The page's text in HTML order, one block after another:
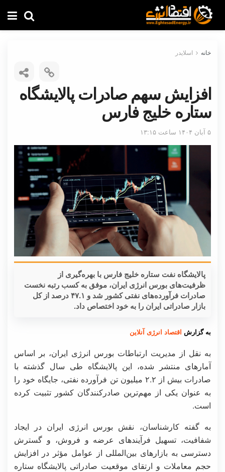
خانه اسلایدر
افزایش سهم صادرات پالایشگاه
ستاره خلیج فارس
۵ آبان ۱۴۰۴ ساعت ۱۳:۱۵
پالایشگاه نفت ستاره خلیج فارس با بهره‌گیری از
ظرفیت‌های بورس انرژی ایران، موفق به کسب رتبه نخست
صادرات فرآورده‌های نفتی کشور شد و ۴۷.۱ درصد از کل
بازار صادراتی ایران را به خود اختصاص داد.
به گزارش اقتصاد انرژی آنلاین
به نقل از مدیریت ارتباطات بورس انرژی ایران، بر اساس
آمارهای منتشر شده، این پالایشگاه طی سال گذشته با
صادرات بیش از ۲.۲ میلیون تن فرآورده نفتی، جایگاه خود را
به عنوان یکی از مهم‌ترین صادرکنندگان کشور تثبیت کرده
است.
به گفته کارشناسان، نقش بورس انرژی ایران در ایجاد
شفافیت، تسهیل فرآیندهای عرضه و فروش، و گسترش
دسترسی به بازارهای بین‌المللی از عوامل مؤثر در افزایش
حجم معاملات و ارتقای موقعیت صادراتی پالایشگاه ستاره